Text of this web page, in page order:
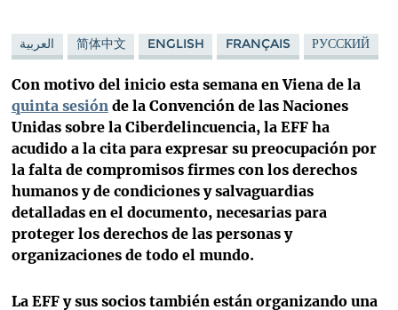
العربية 简体中文 ENGLISH FRANÇAIS РУССКИЙ
Con motivo del inicio esta semana en Viena de la
quinta sesión de la Convención de las Naciones
Unidas sobre la Ciberdelincuencia, la EFF ha
acudido a la cita para expresar su preocupación por
la falta de compromisos firmes con los derechos
humanos y de condiciones y salvaguardias
detalladas en el documento, necesarias para
proteger los derechos de las personas y
organizaciones de todo el mundo.
La EFF y sus socios también están organizando una